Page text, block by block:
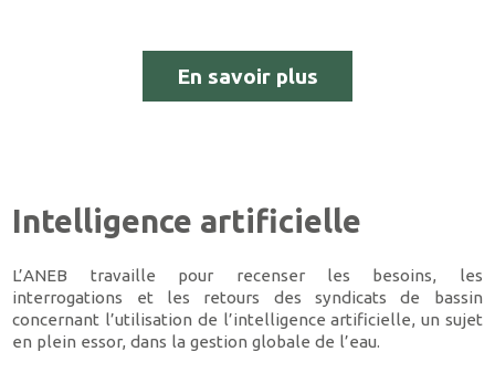
En savoir plus
Intelligence artificielle
L’ANEB travaille pour recenser les besoins, les
interrogations et les retours des syndicats de bassin
concernant l’utilisation de l’intelligence artificielle, un sujet
en plein essor, dans la gestion globale de l’eau.